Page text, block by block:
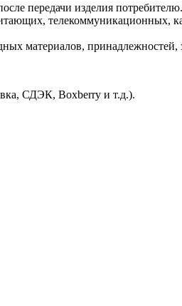
передачи изделия потребителю.
телекоммуникационных,
материалов, принадлежностей,
СДЭК, Boxberry и т.д.).